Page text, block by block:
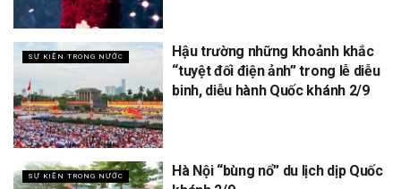
SỰ KIỆN TRONG NƯỚC
Hậu trường những khoảnh khắc
“tuyệt đối điện ảnh” trong lễ diễu
binh, diễu hành Quốc khánh 2/9
SỰ KIỆN TRONG NƯỚC
Hà Nội “bùng nổ” du lịch dịp Quốc